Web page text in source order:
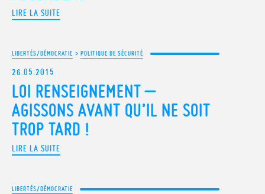
LIRE LA SUITE
LIBERTÉS/DÉMOCRATIE > POLITIQUE DE SÉCURITÉ
26.05.2015
LOI RENSEIGNEMENT –
AGISSONS AVANT QU’IL NE SOIT
TROP TARD !
LIRE LA SUITE
LIBERTÉS/DÉMOCRATIE